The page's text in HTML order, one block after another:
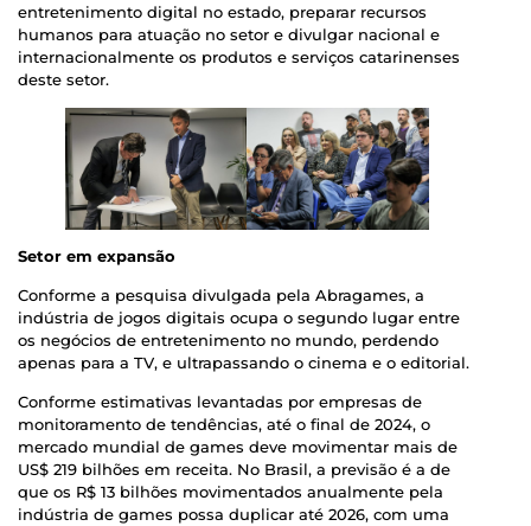
entretenimento digital no estado, preparar recursos
humanos para atuação no setor e divulgar nacional e
internacionalmente os produtos e serviços catarinenses
deste setor.
Setor em expansão
Conforme a pesquisa divulgada pela Abragames, a
indústria de jogos digitais ocupa o segundo lugar entre
os negócios de entretenimento no mundo, perdendo
apenas para a TV, e ultrapassando o cinema e o editorial.
Conforme estimativas levantadas por empresas de
monitoramento de tendências, até o final de 2024, o
mercado mundial de games deve movimentar mais de
US$ 219 bilhões em receita. No Brasil, a previsão é a de
que os R$ 13 bilhões movimentados anualmente pela
indústria de games possa duplicar até 2026, com uma